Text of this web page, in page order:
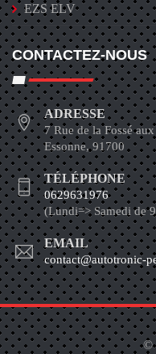
EZS ELV
CONTACTEZ-NOUS
ADRESSE
7 Rue de la Fossé
Essonne, 91700
TÉLÉPHONE
0629631976
(Lundi=> Samedi de
EMAIL
contact@autotronic-
©